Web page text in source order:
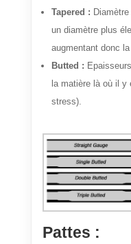
Tapered :
un diamètre plus
augmentant donc la
Butted :
la matière là où il y
stress).
Pattes :